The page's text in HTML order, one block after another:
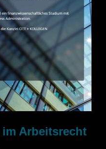
Arbeitsrecht